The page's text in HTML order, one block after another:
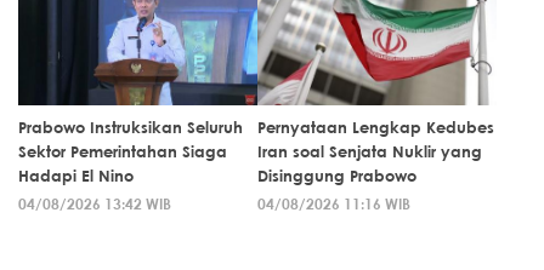
Prabowo Instruksikan Seluruh
Sektor Pemerintahan Siaga
Hadapi El Nino
04/08/2026 13:42 WIB
Pernyataan Lengkap Kedubes
Iran soal Senjata Nuklir yang
Disinggung Prabowo
04/08/2026 11:16 WIB